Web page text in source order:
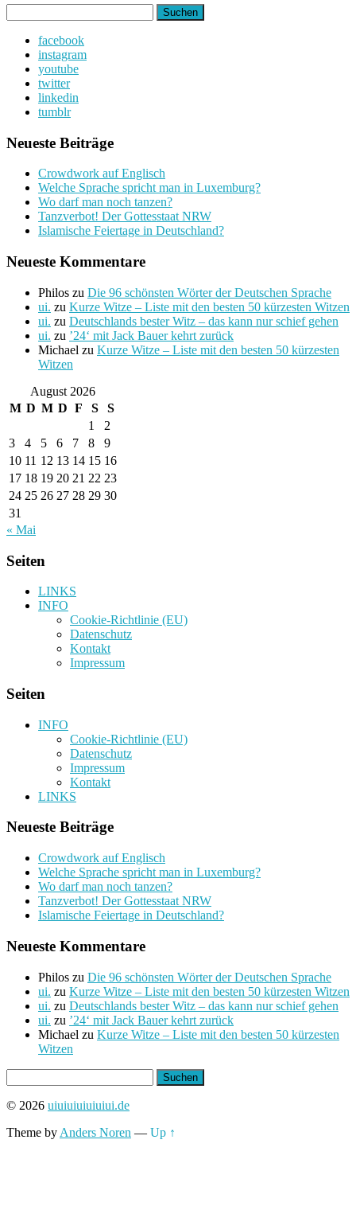
nach:
facebook
instagram
youtube
twitter
linkedin
tumblr
Neueste Beiträge
Crowdwork auf Englisch
Welche Sprache spricht man in Luxemburg?
Wo darf man noch tanzen?
Tanzverbot! Der Gottesstaat NRW
Islamische Feiertage in Deutschland?
Neueste Kommentare
Philos zu Die 96 schönsten Wörter der Deutschen Sprache
ui. zu Kurze Witze – Liste mit den besten 50 kürzesten Witzen
ui. zu Deutschlands bester Witz – das kann nur schief gehen
ui. zu ’24‘ mit Jack Bauer kehrt zurück
Michael zu Kurze Witze – Liste mit den besten 50 kürzesten
Witzen
August 2026
M D M D F S
S
1
2
3
4 5 6 7 8
9
10 11 12 13 14 15 16
17 18 19 20 21 22 23
24 25 26 27 28 29 30
31
« Mai
Seiten
LINKS
INFO
Cookie-Richtlinie (EU)
Datenschutz
Kontakt
Impressum
Seiten
INFO
Cookie-Richtlinie (EU)
Datenschutz
Impressum
Kontakt
LINKS
Neueste Beiträge
Crowdwork auf Englisch
Welche Sprache spricht man in Luxemburg?
Wo darf man noch tanzen?
Tanzverbot! Der Gottesstaat NRW
Islamische Feiertage in Deutschland?
Neueste Kommentare
Philos zu Die 96 schönsten Wörter der Deutschen Sprache
ui. zu Kurze Witze – Liste mit den besten 50 kürzesten Witzen
ui. zu Deutschlands bester Witz – das kann nur schief gehen
ui. zu ’24‘ mit Jack Bauer kehrt zurück
Michael zu Kurze Witze – Liste mit den besten 50 kürzesten
Witzen
nach:
© 2026 uiuiuiuiuiuiui.de
Theme by Anders Noren — Up ↑